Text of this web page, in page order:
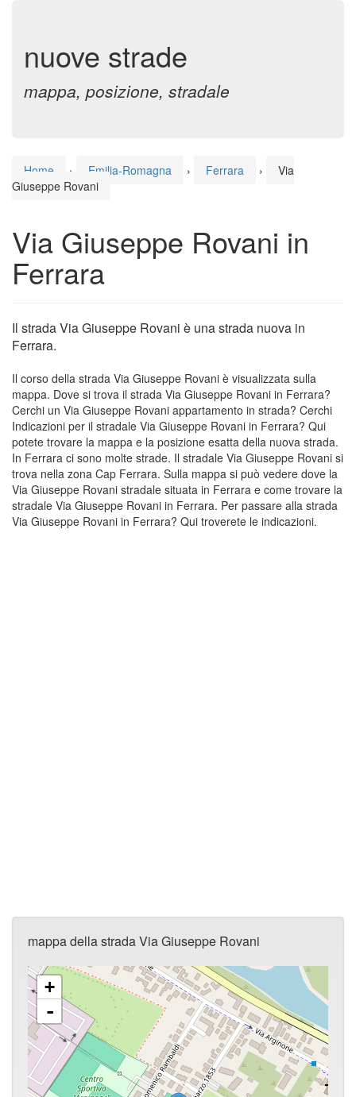
nuove strade
mappa, posizione, stradale
Home › Emilia-Romagna › Ferrara ›
Via
Giuseppe Rovani
Via Giuseppe Rovani in
Ferrara
Il strada Via Giuseppe Rovani è una strada nuova in
Ferrara.
Il corso della strada Via Giuseppe Rovani è visualizzata sulla
mappa. Dove si trova il strada Via Giuseppe Rovani in Ferrara?
Cerchi un Via Giuseppe Rovani appartamento in strada? Cerchi
Indicazioni per il stradale Via Giuseppe Rovani in Ferrara? Qui
potete trovare la mappa e la posizione esatta della nuova strada.
In Ferrara ci sono molte strade. Il stradale Via Giuseppe Rovani si
trova nella zona Cap Ferrara. Sulla mappa si può vedere dove la
Via Giuseppe Rovani stradale situata in Ferrara e come trovare la
stradale Via Giuseppe Rovani in Ferrara. Per passare alla strada
Via Giuseppe Rovani in Ferrara? Qui troverete le indicazioni.
mappa della strada Via Giuseppe Rovani
+
-